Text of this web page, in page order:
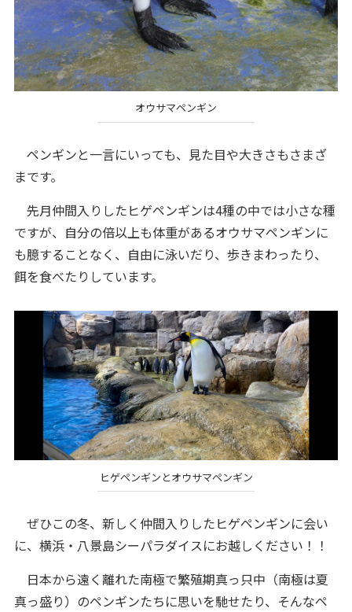
オウサマペンギン
ペンギンと一言にいっても、見た目や大きさもさまざ
まです。
先月仲間入りしたヒゲペンギンは4種の中では小さな種
ですが、自分の倍以上も体重があるオウサマペンギンに
も臆することなく、自由に泳いだり、歩きまわったり、
餌を食べたりしています。
ヒゲペンギンとオウサマペンギン
ぜひこの冬、新しく仲間入りしたヒゲペンギンに会い
に、横浜・八景島シーパラダイスにお越しください！！
日本から遠く離れた南極で繁殖期真っ只中（南極は夏
真っ盛り）のペンギンたちに思いを馳せたり、そんなペ